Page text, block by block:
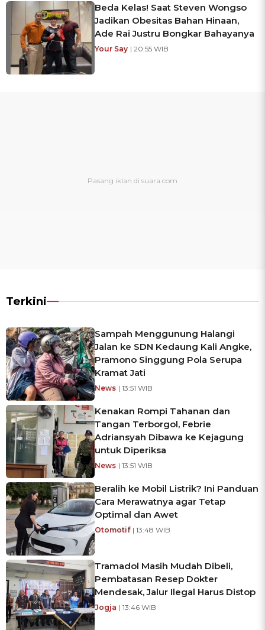
Beda Kelas! Saat Steven Wongso
Jadikan Obesitas Bahan Hinaan,
Ade Rai Justru Bongkar Bahayanya
Your Say | 20:55 WIB
Terkini
Sampah Menggunung Halangi
Jalan ke SDN Kedaung Kali Angke,
Pramono Singgung Pola Serupa
Kramat Jati
News | 13:51 WIB
Kenakan Rompi Tahanan dan
Tangan Terborgol, Febrie
Adriansyah Dibawa ke Kejagung
untuk Diperiksa
News | 13:51 WIB
Beralih ke Mobil Listrik? Ini Panduan
Cara Merawatnya agar Tetap
Optimal dan Awet
Otomotif | 13:48 WIB
Tramadol Masih Mudah Dibeli,
Pembatasan Resep Dokter
Mendesak, Jalur Ilegal Harus Distop
Jogja | 13:46 WIB